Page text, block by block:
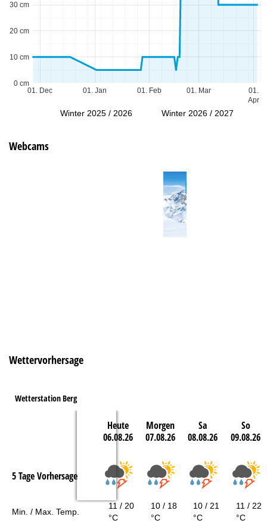
01. Dec 01. Jan 01. Feb 01. Mar
01.
Apr
0 cm
10 cm
20 cm
30 cm
Winter 2025 / 2026 Winter 2026 / 2027
Webcams
Wettervorhersage
Wetterstation Berg
Heute
06.08.26
Morgen
07.08.26
Sa
08.08.26
So
09.08.26
5 Tage Vorhersage
Min. / Max. Temp.
11 / 20
°C
10 / 18
°C
10 / 21
°C
11 / 22
°C